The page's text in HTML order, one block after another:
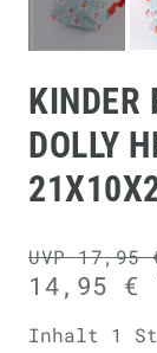
KINDER
DOLLY
UVP 17,95
14,95 €
Inhalt 1